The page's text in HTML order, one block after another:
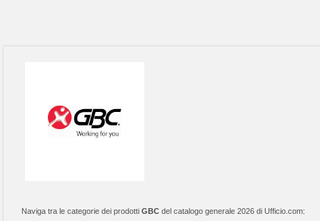
Naviga tra le categorie dei prodotti GBC del catalogo generale 2026 di Ufficio.com: